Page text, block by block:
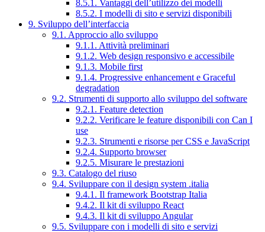
8.5.1. Vantaggi dell’utilizzo dei modelli
8.5.2. I modelli di sito e servizi disponibili
9. Sviluppo dell’interfaccia
9.1. Approccio allo sviluppo
9.1.1. Attività preliminari
9.1.2. Web design responsivo e accessibile
9.1.3. Mobile first
9.1.4. Progressive enhancement e Graceful
degradation
9.2. Strumenti di supporto allo sviluppo del software
9.2.1. Feature detection
9.2.2. Verificare le feature disponibili con Can I
use
9.2.3. Strumenti e risorse per CSS e JavaScript
9.2.4. Supporto browser
9.2.5. Misurare le prestazioni
9.3. Catalogo del riuso
9.4. Sviluppare con il design system .italia
9.4.1. Il framework Bootstrap Italia
9.4.2. Il kit di sviluppo React
9.4.3. Il kit di sviluppo Angular
9.5. Sviluppare con i modelli di sito e servizi